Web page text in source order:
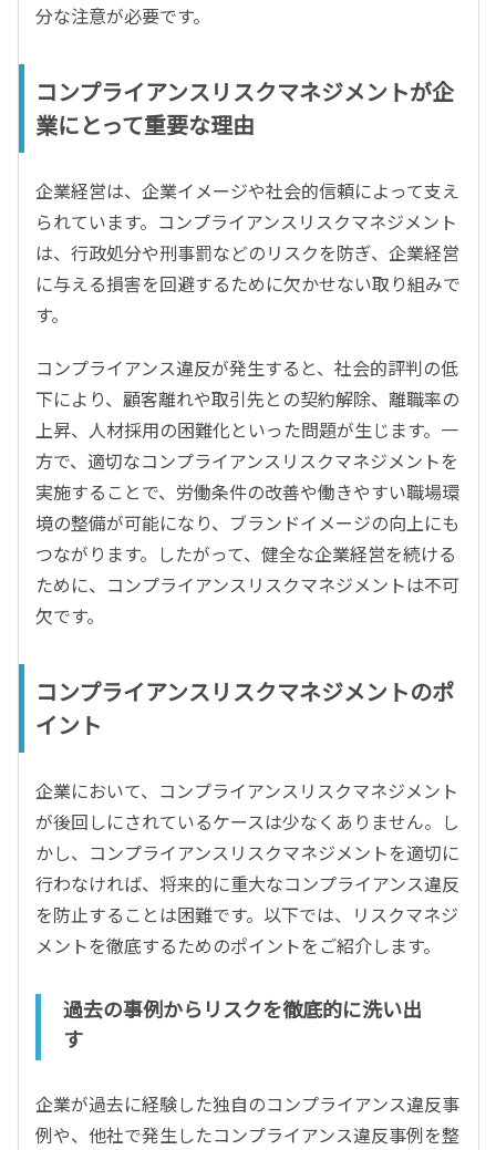
分な注意が必要です。
コンプライアンスリスクマネジメントが企
業にとって重要な理由
企業経営は、企業イメージや社会的信頼によって支え
られています。コンプライアンスリスクマネジメント
は、行政処分や刑事罰などのリスクを防ぎ、企業経営
に与える損害を回避するために欠かせない取り組みで
す。
コンプライアンス違反が発生すると、社会的評判の低
下により、顧客離れや取引先との契約解除、離職率の
上昇、人材採用の困難化といった問題が生じます。一
方で、適切なコンプライアンスリスクマネジメントを
実施することで、労働条件の改善や働きやすい職場環
境の整備が可能になり、ブランドイメージの向上にも
つながります。したがって、健全な企業経営を続ける
ために、コンプライアンスリスクマネジメントは不可
欠です。
コンプライアンスリスクマネジメントのポ
イント
企業において、コンプライアンスリスクマネジメント
が後回しにされているケースは少なくありません。し
かし、コンプライアンスリスクマネジメントを適切に
行わなければ、将来的に重大なコンプライアンス違反
を防止することは困難です。以下では、リスクマネジ
メントを徹底するためのポイントをご紹介します。
過去の事例からリスクを徹底的に洗い出
す
企業が過去に経験した独自のコンプライアンス違反事
例や、他社で発生したコンプライアンス違反事例を整